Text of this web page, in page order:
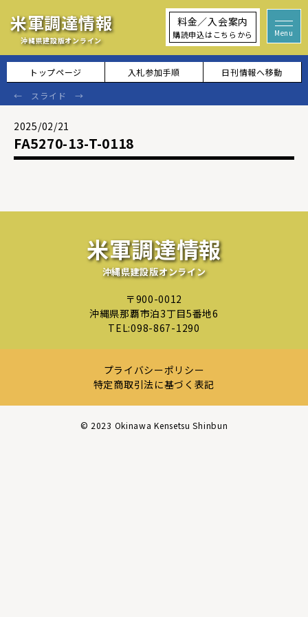
米軍調達情報
沖縄県建設版オンライン
料金／入会案内
購読申込はこちらから
トップページ 入札参加手順 日刊情報へ移動
2025/02/21
FA5270-13-T-0118
米軍調達情報
沖縄県建設版オンライン
〒900-0012
沖縄県那覇市泊3丁目5番地6
TEL:098-867-1290
プライバシーポリシー
特定商取引法に基づく表記
©︎ 2023 Okinawa Kensetsu Shinbun